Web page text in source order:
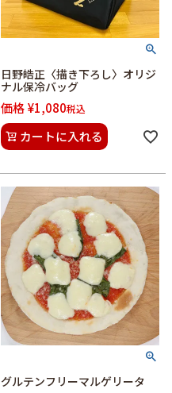
日野皓正〈描き下ろし〉オリジ
ナル保冷バッグ
価格¥1,080税込
カートに入れる
グルテンフリーマルゲリータ